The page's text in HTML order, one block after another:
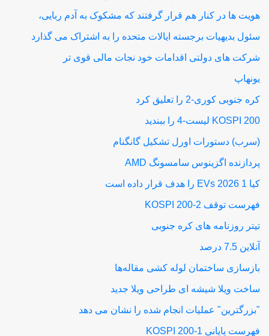
هویت ها در کنار هم قرار گرفتند که مشکوک به آدم ربایی،
سئول بدیهیات برجسته ایالات متحده را به اشتراک می گذارد
شرکت های دولتی اقدامات خود نجات مالی قوی تر
یونهاپ
کره جنوبی کوری-2 را تعلیق کرد
KOSPI 200 لیست-4 را ببندید
(سرب) دستورات اورل تشکیل گانگنام
پردازنده اگزینوس سامسونگ AMD
کیا 1 EVs 2026 را هدف قرار داده است
فهرست توقف KOSPI 200-2
تیتر روزنامه های کره جنوبی
آنلاین 7.5 درصد
بازسازی ساختمان لوله کشی مقاله‌ها
ساخت ویلا شیشه ای طراحی ویلا جدید
"بزرگترین" عملیات انجام شده را نشان می دهد
فهرست پایانی KOSPI 200-1